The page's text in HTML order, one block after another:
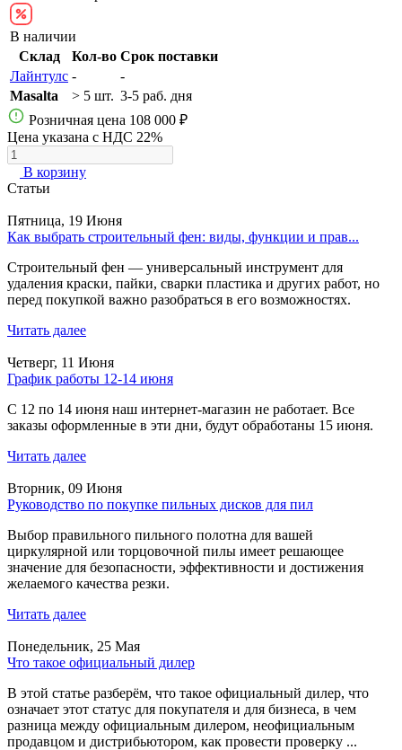
В наличии
Склад
Кол-во Срок поставки
Лайнтулс -
-
Masalta
> 5 шт. 3-5 раб. дня
Розничная цена 108 000 ₽
Цена указана с НДС 22%
В корзину
Статьи
Пятница, 19 Июня
Как выбрать строительный фен: виды, функции и прав...
Строительный фен — универсальный инструмент для
удаления краски, пайки, сварки пластика и других работ, но
перед покупкой важно разобраться в его возможностях.
Читать далее
Четверг, 11 Июня
График работы 12-14 июня
С 12 по 14 июня наш интернет-магазин не работает. Все
заказы оформленные в эти дни, будут обработаны 15 июня.
Читать далее
Вторник, 09 Июня
Руководство по покупке пильных дисков для пил
Выбор правильного пильного полотна для вашей
циркулярной или торцовочной пилы имеет решающее
значение для безопасности, эффективности и достижения
желаемого качества резки.
Читать далее
Понедельник, 25 Мая
Что такое официальный дилер
В этой статье разберём, что такое официальный дилер, что
означает этот статус для покупателя и для бизнеса, в чем
разница между официальным дилером, неофициальным
продавцом и дистрибьютором, как провести проверку ...